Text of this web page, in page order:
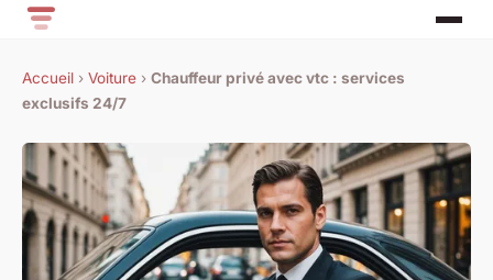
Accueil › Voiture › Chauffeur privé avec vtc : services
exclusifs 24/7